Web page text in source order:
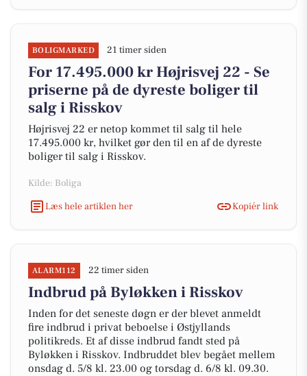
BOLIGMARKED 21 timer siden
For 17.495.000 kr Højrisvej 22 - Se
priserne på de dyreste boliger til
salg i Risskov
Højrisvej 22 er netop kommet til salg til hele
17.495.000 kr, hvilket gør den til en af de dyreste
boliger til salg i Risskov.
Kilde: Boliga
Læs hele artiklen her
Kopiér link
ALARM112 22 timer siden
Indbrud på Byløkken i Risskov
Inden for det seneste døgn er der blevet anmeldt
fire indbrud i privat beboelse i Østjyllands
politikreds. Et af disse indbrud fandt sted på
Byløkken i Risskov. Indbruddet blev begået mellem
onsdag d. 5/8 kl. 23.00 og torsdag d. 6/8 kl. 09.30.